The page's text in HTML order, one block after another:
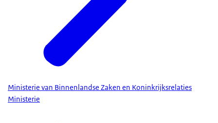
Ministerie van Binnenlandse Zaken en Koninkrijksrelaties
Ministerie